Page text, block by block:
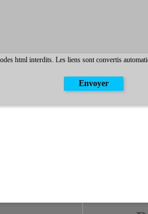
html interdits. Les liens sont convertis